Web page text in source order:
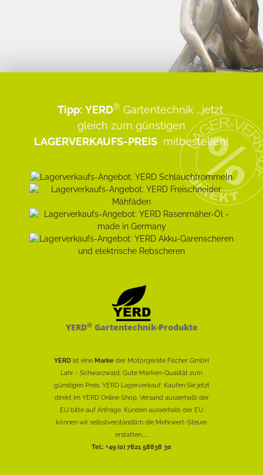
Tipp: YERD® Gartentechnik ...jetzt
gleich zum günstigen
LAGERVERKAUFS-PREIS mitbestellen!
YERD®Gartentechnik-Produkte
YERD ist eine Marke der Motorgeräte Fischer GmbH
Lahr - Schwarzwald: Gute Marken-Qualität zum
günstigen Preis. YERD Lagerverkauf: Kaufen Sie jetzt
direkt im YERD Online Shop. Versand ausserhalb der
EU bitte auf Anfrage. Kunden ausserhalb der EU
können wir selbstverständlich die Mehrwert-Steuer
erstatten......
Tel.: +49 (0) 7821 58838 30